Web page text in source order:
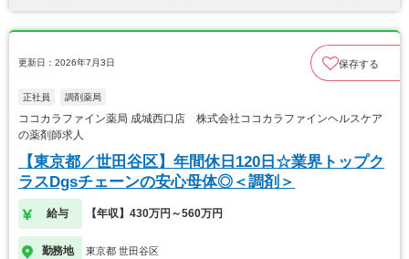
更新日：2026年7月3日 保存する
正社員 調剤薬局
ココカラファイン薬局 成城西口店 株式会社ココカラファインヘルスケア
の薬剤師求人
【東京都／世田谷区】年間休日120日☆業界トップク
ラスDgsチェーンの安心母体◎＜調剤＞
給与 【年収】430万円～560万円
勤務地 東京都 世田谷区